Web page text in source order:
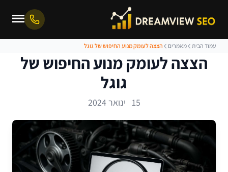
עמוד הבית מאמרים הצצה לעומק מנוע החיפוש של גוגל
הצצה לעומק מנוע החיפוש של
גוגל
15 ינואר 2024